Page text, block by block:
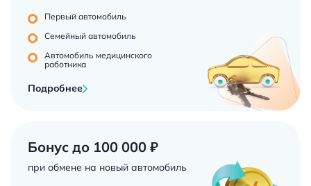
Первый автомобиль
Семейный автомобиль
Автомобиль медицинского
работника
Подробнее
Бонус до 100 000 ₽
при обмене на новый автомобиль